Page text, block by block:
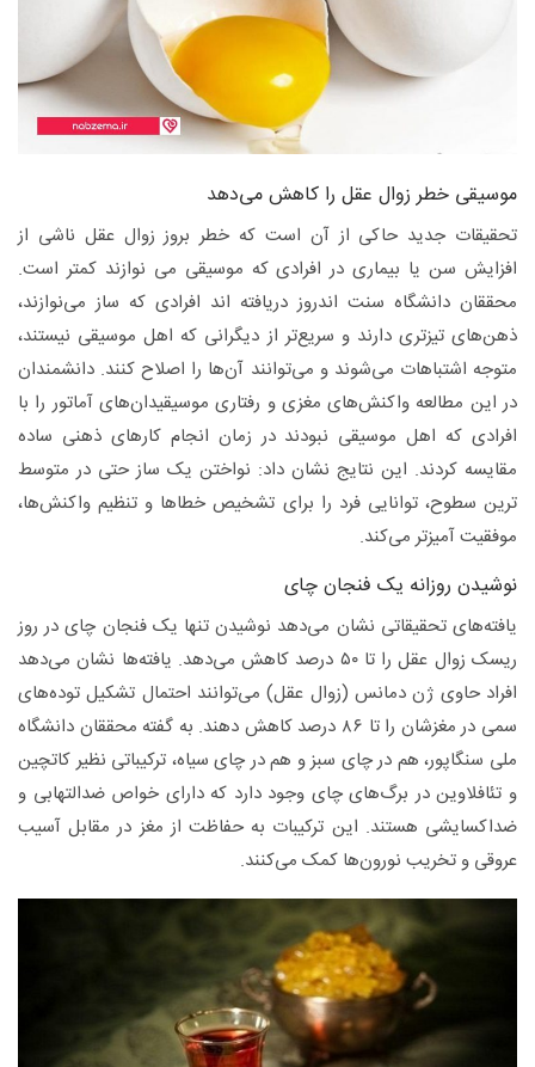
موسیقی خطر زوال عقل را کاهش می‌دهد
تحقیقات جدید حاکی از آن است که خطر بروز زوال عقل ناشی از
افزایش سن یا بیماری در افرادی که موسیقی می نوازند کمتر است.
محققان دانشگاه سنت اندروز دریافته اند افرادی که ساز می‌نوازند،
ذهن‌های تیزتری دارند و سریع‌تر از دیگرانی که اهل موسیقی نیستند،
متوجه اشتباهات می‌شوند و می‌توانند آن‌ها را اصلاح کنند. دانشمندان
در این مطالعه واکنش‌های مغزی و رفتاری موسیقیدان‌های آماتور را با
افرادی که اهل موسیقی نبودند در زمان انجام کارهای ذهنی ساده
مقایسه کردند. این نتایج نشان داد: نواختن یک ساز حتی در متوسط
ترین سطوح، توانایی فرد را برای تشخیص خطاها و تنظیم واکنش‌ها،
موفقیت آمیزتر می‌کند.
نوشیدن روزانه یک فنجان چای
یافته‌های تحقیقاتی نشان می‌دهد نوشیدن تنها یک فنجان چای در روز
ریسک زوال عقل را تا ۵۰ درصد کاهش می‌دهد. یافته‌ها نشان می‌دهد
افراد حاوی ژن دمانس (زوال عقل) می‌توانند احتمال تشکیل توده‌های
سمی در مغزشان را تا ۸۶ درصد کاهش دهند. به گفته محققان دانشگاه
ملی سنگاپور، هم در چای سبز و هم در چای سیاه، ترکیباتی نظیر کاتچین
و تئافلاوین در برگ‌های چای وجود دارد که دارای خواص ضدالتهابی و
ضداکسایشی هستند. این ترکیبات به حفاظت از مغز در مقابل آسیب
عروقی و تخریب نورون‌ها کمک می‌کنند.